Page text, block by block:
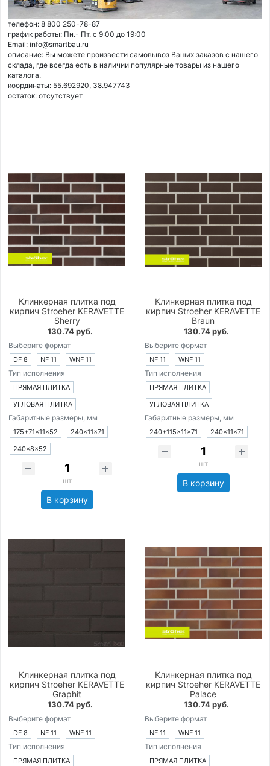
телефон: 8 800 250-78-87
график работы: Пн.- Пт. с 9:00 до 19:00
Email: info@smartbau.ru
описание: Вы можете произвести самовывоз Ваших заказов с нашего
склада, где всегда есть в наличии популярные товары из нашего
каталога.
координаты: 55.692920, 38.947743
остаток: отсутствует
Клинкерная плитка под
кирпич Stroeher KERAVETTE
Sherry
130.74 руб.
Выберите формат
DF 8 NF 11 WNF 11
Тип исполнения
ПРЯМАЯ ПЛИТКА
УГЛОВАЯ ПЛИТКА
Габаритные размеры, мм
175+71×11×52
240×11×71
240×8×52
шт
В корзину
Клинкерная плитка под
кирпич Stroeher KERAVETTE
Braun
130.74 руб.
Выберите формат
NF 11 WNF 11
Тип исполнения
ПРЯМАЯ ПЛИТКА
УГЛОВАЯ ПЛИТКА
Габаритные размеры, мм
240+115×11×71 240×11×71
шт
В корзину
Клинкерная плитка под
кирпич Stroeher KERAVETTE
Graphit
130.74 руб.
Выберите формат
DF 8 NF 11 WNF 11
Тип исполнения
ПРЯМАЯ ПЛИТКА
Клинкерная плитка под
кирпич Stroeher KERAVETTE
Palace
130.74 руб.
Выберите формат
NF 11 WNF 11
Тип исполнения
ПРЯМАЯ ПЛИТКА